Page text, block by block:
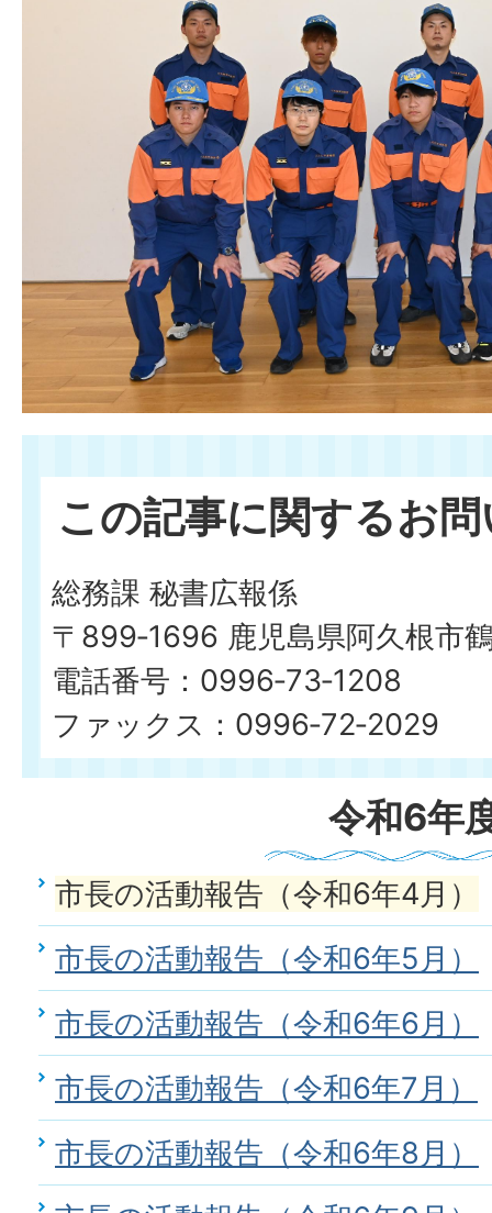
この記事に関するお
総務課 秘書広報係
〒899‐1696 鹿児島県阿久根市
電話番号：0996‐73‐1208
ファックス：0996‐72‐2029
令和6年
市長の活動報告（令和6年4月）
市長の活動報告（令和6年5月）
市長の活動報告（令和6年6月）
市長の活動報告（令和6年7月）
市長の活動報告（令和6年8月）